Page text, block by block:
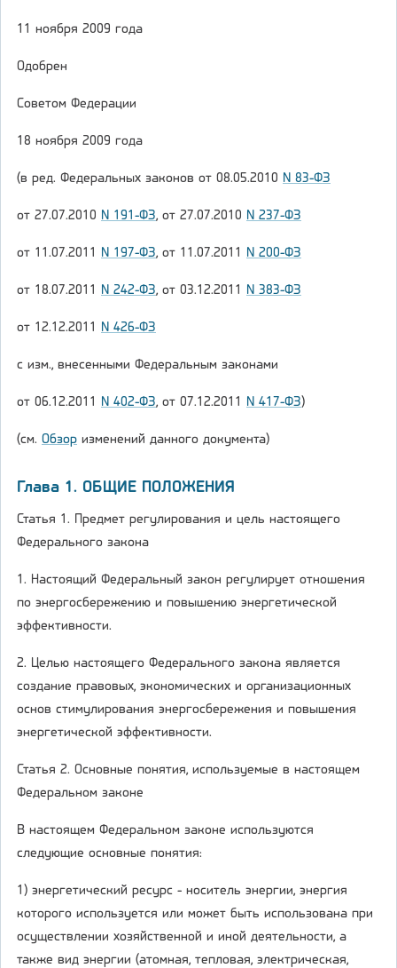
11 ноября 2009 года
Одобрен
Советом Федерации
18 ноября 2009 года
(в ред. Федеральных законов от 08.05.2010 N 83-ФЗ
от 27.07.2010 N 191-ФЗ, от 27.07.2010 N 237-ФЗ
от 11.07.2011 N 197-ФЗ, от 11.07.2011 N 200-ФЗ
от 18.07.2011 N 242-ФЗ, от 03.12.2011 N 383-ФЗ
от 12.12.2011 N 426-ФЗ
с изм., внесенными Федеральным законами
от 06.12.2011 N 402-ФЗ, от 07.12.2011 N 417-ФЗ)
(см. Обзор изменений данного документа)
Глава 1. ОБЩИЕ ПОЛОЖЕНИЯ
Статья 1. Предмет регулирования и цель настоящего
Федерального закона
1. Настоящий Федеральный закон регулирует отношения
по энергосбережению и повышению энергетической
эффективности.
2. Целью настоящего Федерального закона является
создание правовых, экономических и организационных
основ стимулирования энергосбережения и повышения
энергетической эффективности.
Статья 2. Основные понятия, используемые в настоящем
Федеральном законе
В настоящем Федеральном законе используются
следующие основные понятия:
1) энергетический ресурс - носитель энергии, энергия
которого используется или может быть использована при
осуществлении хозяйственной и иной деятельности, а
также вид энергии (атомная, тепловая, электрическая,